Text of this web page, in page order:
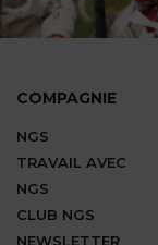
COMPAGNIE
NGS
TRAVAIL AVEC
NGS
CLUB NGS
NEWSLETTER